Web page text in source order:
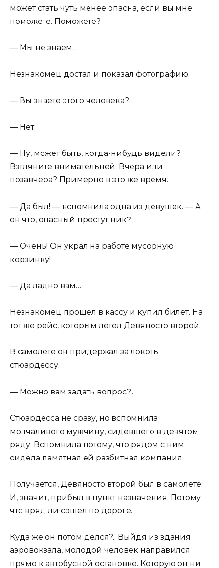
может стать чуть менее опасна, если вы мне
поможете. Поможете?
— Мы не знаем…
Незнакомец достал и показал фотографию.
— Вы знаете этого человека?
— Нет.
— Ну, может быть, когда-нибудь видели?
Взгляните внимательней. Вчера или
позавчера? Примерно в это же время.
— Да был! — вспомнила одна из девушек. — А
он что, опасный преступник?
— Очень! Он украл на работе мусорную
корзинку!
— Да ладно вам…
Незнакомец прошел в кассу и купил билет. На
тот же рейс, которым летел Девяносто второй.
В самолете он придержал за локоть
стюардессу.
— Можно вам задать вопрос?..
Стюардесса не сразу, но вспомнила
молчаливого мужчину, сидевшего в девятом
ряду. Вспомнила потому, что рядом с ним
сидела памятная ей разбитная компания.
Получается, Девяносто второй был в самолете.
И, значит, прибыл в пункт назначения. Потому
что вряд ли сошел по дороге.
Куда же он потом делся?.. Выйдя из здания
аэровокзала, молодой человек направился
прямо к автобусной остановке. Которую он ни